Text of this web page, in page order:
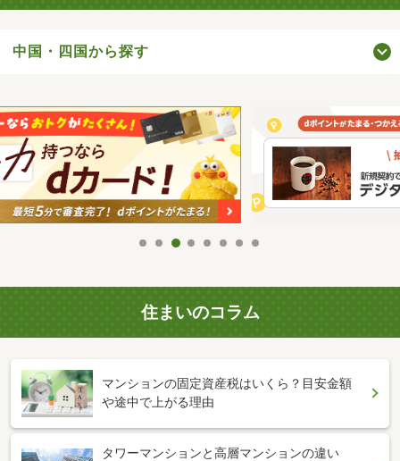
中国・四国から探す
住まいのコラム
マンションの固定資産税はいくら？目安金額
や途中で上がる理由
タワーマンションと高層マンションの違い